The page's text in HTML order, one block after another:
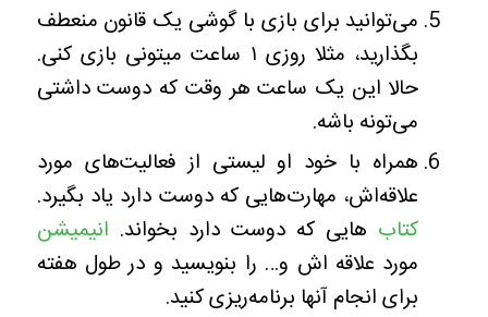
می‌توانید برای بازی با گوشی یک قانون منعطف
بگذارید، مثلا روزی ۱ ساعت میتونی بازی کنی.
حالا این یک ساعت هر وقت که دوست داشتی
می‌تونه باشه.
همراه با خود او لیستی از فعالیت‌های مورد
علاقه‌اش، مهارت‌هایی که دوست دارد یاد بگیرد.
کتاب هایی که دوست دارد بخواند. انیمیشن‌
مورد علاقه اش و… را بنویسید و در طول هفته
برای انجام آنها برنامه‌ریزی کنید.